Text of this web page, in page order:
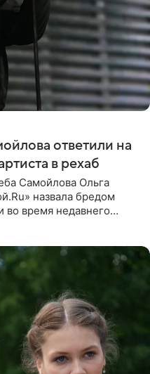
ответили на
в рехаб
Самойлова Ольга
назвала бредом
во время недавнего